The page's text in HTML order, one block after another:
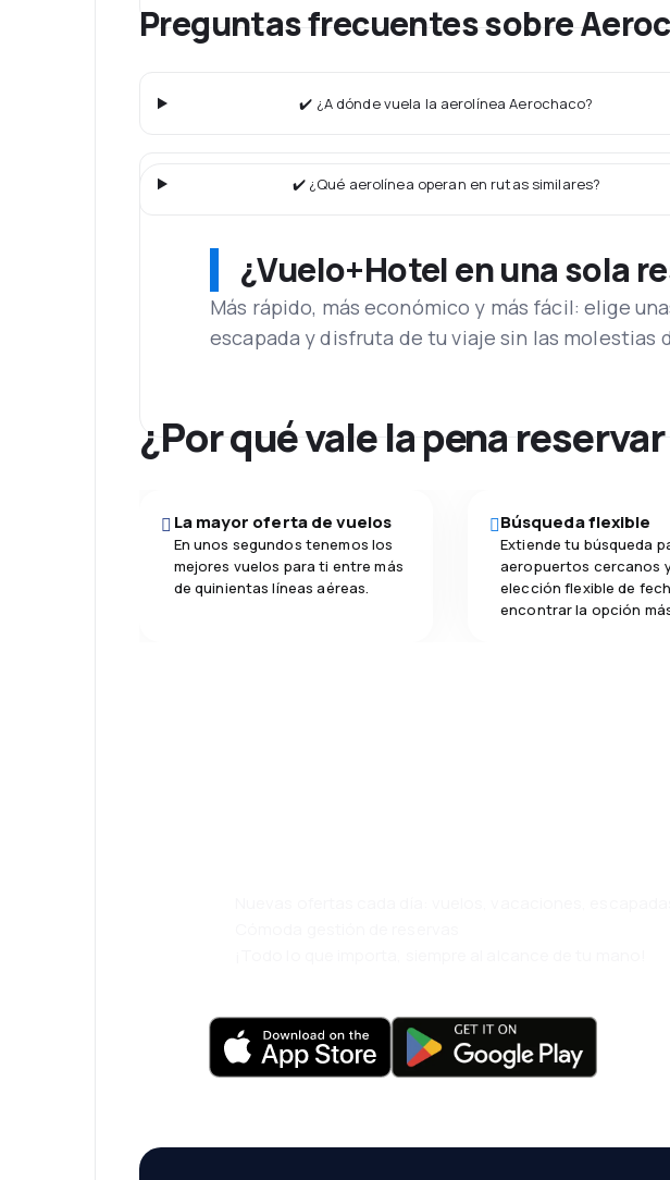
Preguntas frecuentes sobre
✔️ ¿A dónde vuela la aerolínea Aerochaco?
✔️ ¿Qué aerolínea operan en rutas similares?
¿Vuelo+Hotel en una sola
Más rápido, más económico y más fácil: elige
escapada y disfruta de tu viaje sin las molestias
¿Por qué vale la pena
La mayor oferta de vuelos
En unos segundos tenemos los
mejores vuelos para ti entre más
de quinientas líneas aéreas.
Búsqueda flexible
Extiende tu búsqueda
aeropuertos cercanos
elección flexible de
encontrar la opción